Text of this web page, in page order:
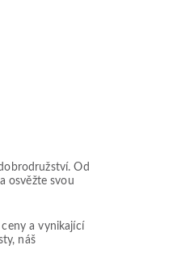
Od
a osvěžte svou
a vynikající
náš